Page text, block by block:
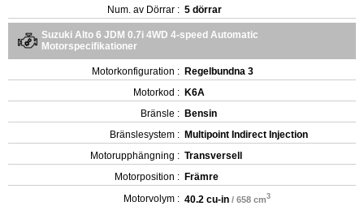
Num. av Dörrar : 5 dörrar
Suzuki Alto 6 JDM 0.7i 4WD 4-speed Automatic
Motorspecifikationer
Motorkonfiguration : Regelbundna 3
Motorkod : K6A
Bränsle : Bensin
Bränslesystem : Multipoint Indirect Injection
Motorupphängning : Transversell
Motorposition : Främre
Motorvolym : 40.2 cu-in / 658 cm3